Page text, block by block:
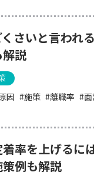
さいと言われ
説
因 施策 離職率 面
率を上げるに
例も解説